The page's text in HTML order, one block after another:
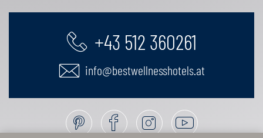
+43 512 360261
info@bestwellnesshotels.at